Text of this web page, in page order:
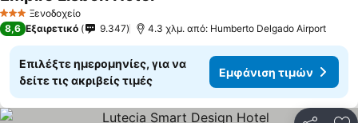
3 ΑστέριαΞενοδοχείο
Εμφάνιση τιμών
8,6 Εξαιρετικό 9.347 4.3 χλμ. από: Humberto Delgado Airport
Επιλέξτε ημερομηνίες, για να
δείτε τις ακριβείς τιμές
Εμφάνιση τιμών